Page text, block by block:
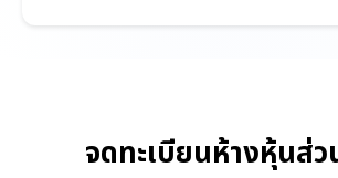
จดทะเบียนห้างหุ้นส่ว